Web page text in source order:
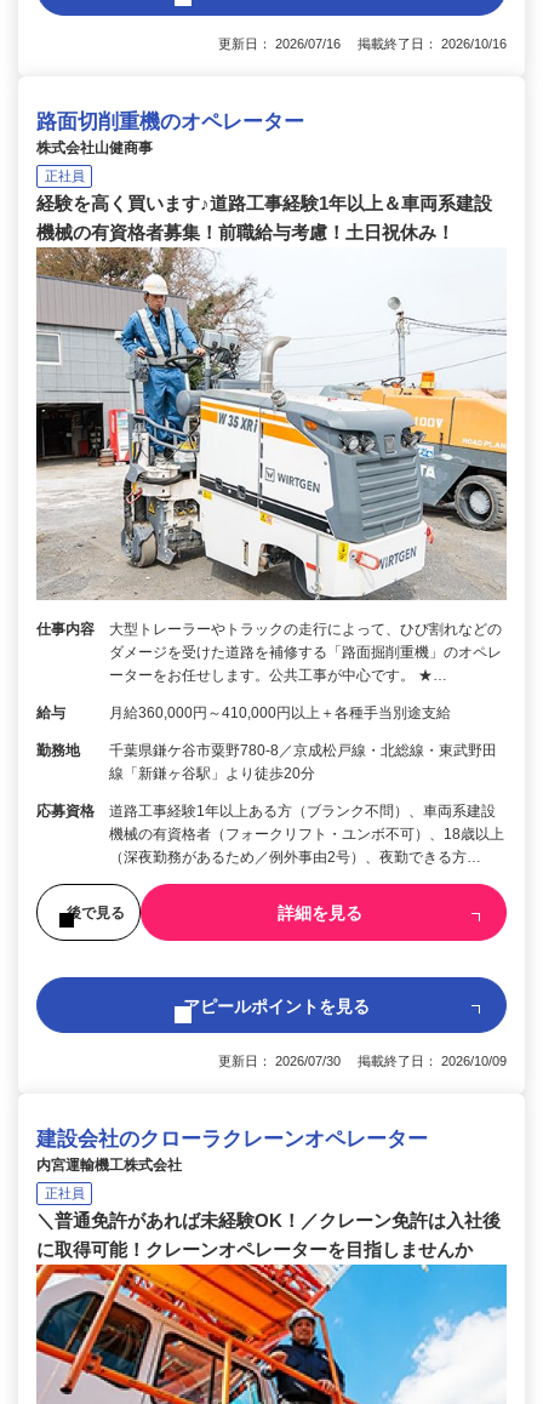
更新日： 2026/07/16 掲載終了日： 2026/10/16
路面切削重機のオペレーター
株式会社山健商事
正社員
経験を高く買います♪道路工事経験1年以上＆車両系建設
機械の有資格者募集！前職給与考慮！土日祝休み！
仕事内容
大型トレーラーやトラックの走行によって、ひび割れなどの
ダメージを受けた道路を補修する「路面掘削重機」のオペレ
ーターをお任せします。公共工事が中心です。 ★…
給与 月給360,000円～410,000円以上＋各種手当別途支給
勤務地
千葉県鎌ケ谷市粟野780-8／京成松戸線・北総線・東武野田
線「新鎌ヶ谷駅」より徒歩20分
応募資格
道路工事経験1年以上ある方（ブランク不問）、車両系建設
機械の有資格者（フォークリフト・ユンボ不可）、18歳以上
（深夜勤務があるため／例外事由2号）、夜勤できる方…
後で見る 詳細を見る
アピールポイントを見る
更新日： 2026/07/30 掲載終了日： 2026/10/09
建設会社のクローラクレーンオペレーター
内宮運輸機工株式会社
正社員
＼普通免許があれば未経験OK！／クレーン免許は入社後
に取得可能！クレーンオペレーターを目指しませんか